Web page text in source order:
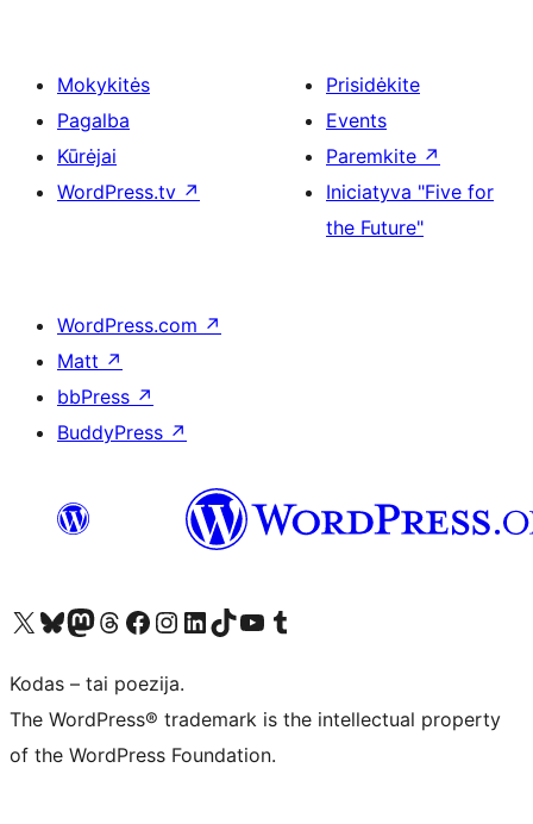
Mokykitės
Pagalba
Kūrėjai
WordPress.tv ↗
Prisidėkite
Events
Paremkite ↗
Iniciatyva "Five for
the Future"
WordPress.com ↗
Matt ↗
bbPress ↗
BuddyPress ↗
Visit our X (formerly Twitter) account
Apsilankykite mūsų Bluesky paskyroje
Visit our Mastodon account
Apsilankykite mūsų Threads paskyroje
Visit our Facebook page
Visit our Instagram account
Visit our LinkedIn account
Apsilankykite mūsų TikTok paskyroje
Visit our YouTube channel
Apsilankykite mūsų Tumblr paskyroje
Kodas – tai poezija.
The WordPress® trademark is the intellectual property
of the WordPress Foundation.